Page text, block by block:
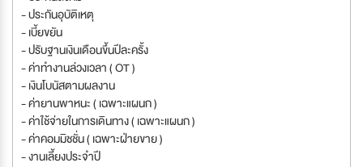
- ประกันอุบัติเหตุ
- เบี้ยขยัน
- ปรับฐานเงินเดือนขึ้นปีละครั้ง
- ค่าทำงานล่วงเวลา ( OT )
- เงินโบนัสตามผลงาน
- ค่ายานพาหนะ ( เฉพาะแผนก )
- ค่าใช้จ่ายในการเดินทาง ( เฉพาะแผนก )
- ค่าคอมมิชชั่น ( เฉพาะฝ่ายขาย )
- งานเลี้ยงประจำปี